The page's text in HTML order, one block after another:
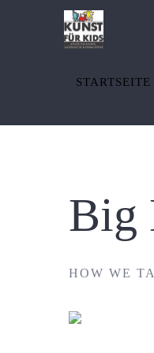
STARTSEITE
Big
HOW WE